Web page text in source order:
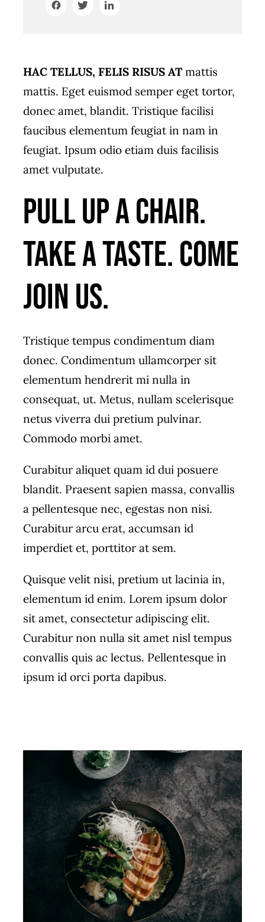
HAC TELLUS, FELIS RISUS ATmattis
mattis. Eget euismod semper eget tortor,
donec amet, blandit. Tristique facilisi
faucibus elementum feugiat in nam in
feugiat. Ipsum odio etiam duis facilisis
amet vulputate.
Pull up a chair.
Take a taste. Come
join us.
Tristique tempus condimentum diam
donec. Condimentum ullamcorper sit
elementum hendrerit mi nulla in
consequat, ut. Metus, nullam scelerisque
netus viverra dui pretium pulvinar.
Commodo morbi amet.
Curabitur aliquet quam id dui posuere
blandit. Praesent sapien massa, convallis
a pellentesque nec, egestas non nisi.
Curabitur arcu erat, accumsan id
imperdiet et, porttitor at sem.
Quisque velit nisi, pretium ut lacinia in,
elementum id enim. Lorem ipsum dolor
sit amet, consectetur adipiscing elit.
Curabitur non nulla sit amet nisl tempus
convallis quis ac lectus. Pellentesque in
ipsum id orci porta dapibus.